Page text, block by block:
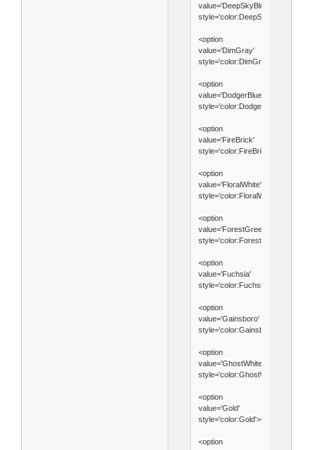
value='DeepSkyBlue'
<option
value='DimGray'
style='color:DimGray'>DimGray</
<option
value='DodgerBlue'
<option
value='FireBrick'
style='color:FireBrick'>FireBrick</
<option
value='FloralWhite'
<option
value='ForestGreen'
<option
value='Fuchsia'
style='color:Fuchsia'>Fuchsia</
<option
value='Gainsboro'
<option
value='GhostWhite'
<option
value='Gold'
style='color:Gold'>Gold</option>
<option